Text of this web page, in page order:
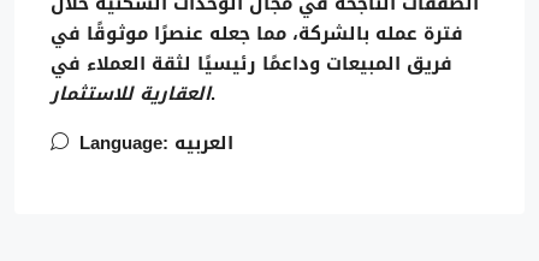
فترة عمله بالشركة، مما جعله عنصرًا موثوقًا في
فريق المبيعات وداعمًا رئيسيًا لثقة العملاء في
العقارية للاستثمار.
Language: العربيه